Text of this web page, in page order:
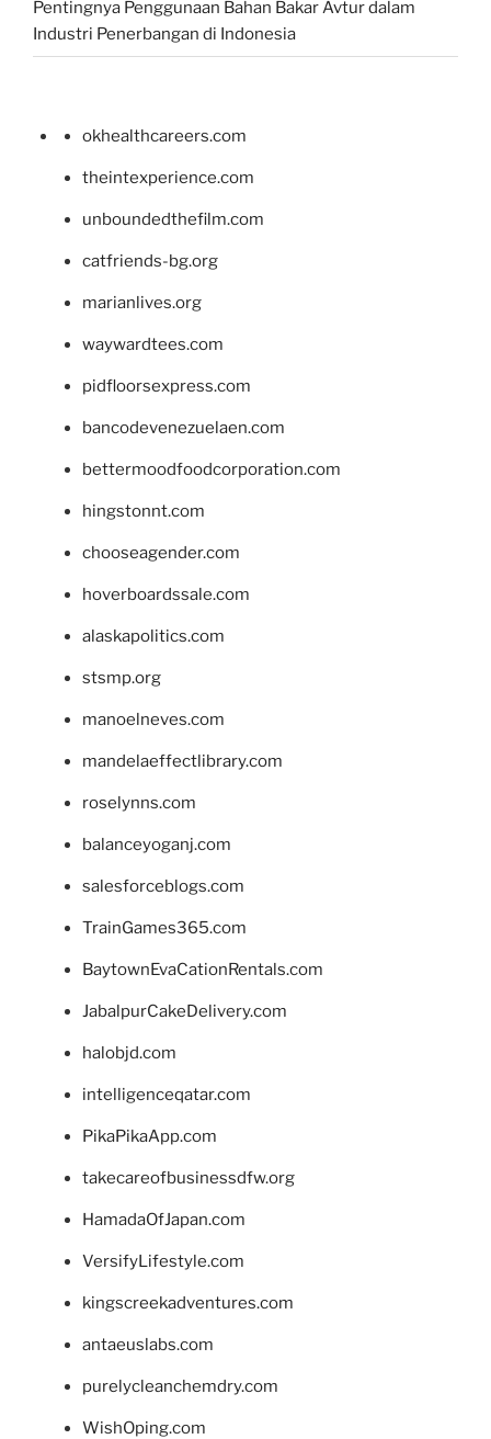
Pentingnya Penggunaan Bahan Bakar Avtur dalam
Industri Penerbangan di Indonesia
okhealthcareers.com
theintexperience.com
unboundedthefilm.com
catfriends-bg.org
marianlives.org
waywardtees.com
pidfloorsexpress.com
bancodevenezuelaen.com
bettermoodfoodcorporation.com
hingstonnt.com
chooseagender.com
hoverboardssale.com
alaskapolitics.com
stsmp.org
manoelneves.com
mandelaeffectlibrary.com
roselynns.com
balanceyoganj.com
salesforceblogs.com
TrainGames365.com
BaytownEvaCationRentals.com
JabalpurCakeDelivery.com
halobjd.com
intelligenceqatar.com
PikaPikaApp.com
takecareofbusinessdfw.org
HamadaOfJapan.com
VersifyLifestyle.com
kingscreekadventures.com
antaeuslabs.com
purelycleanchemdry.com
WishOping.com